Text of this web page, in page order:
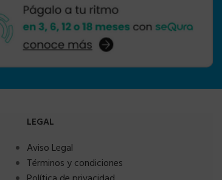
LEGAL
Aviso Legal
Términos y condiciones